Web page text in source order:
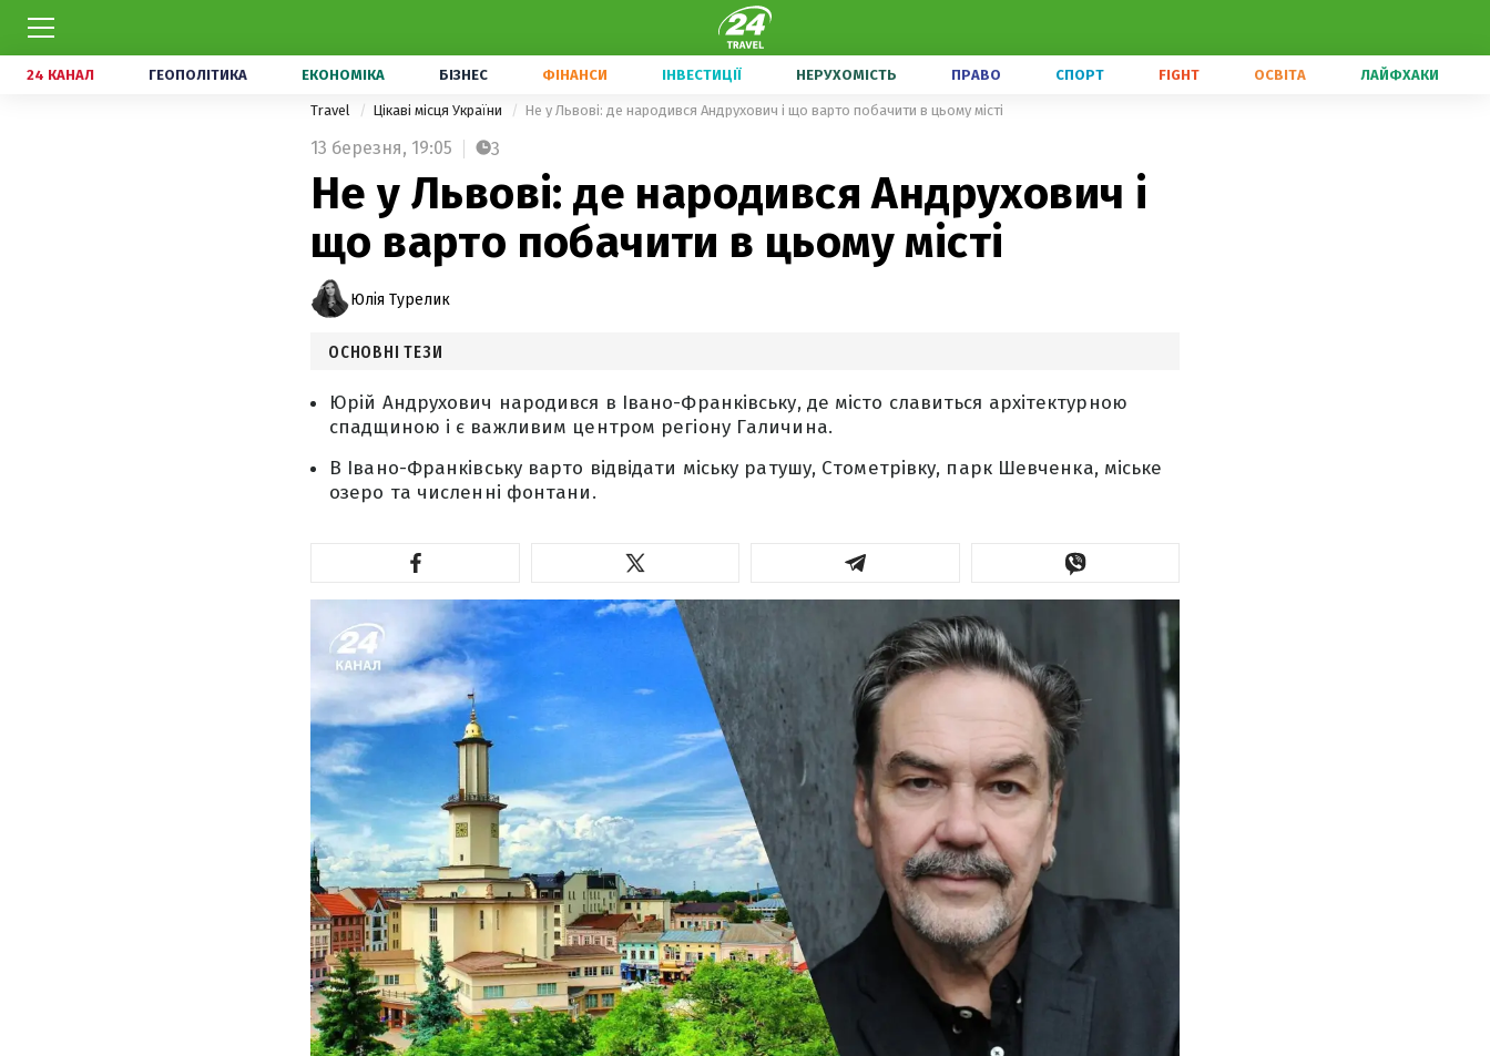
24 КАНАЛ ГЕОПОЛІТИКА ЕКОНОМІКА БІЗНЕС ФІНАНСИ ІНВЕСТИЦІЇ НЕРУХОМІСТЬ ПРАВО СПОРТ FIGHT ОСВІТА ЛАЙФХАКИ
Travel Цікаві місця України Не у Львові: де народився Андрухович і що варто побачити в цьому місті
13 березня, 19:05 3
Не у Львові: де народився Андрухович і
що варто побачити в цьому місті
Юлія Турелик
ОСНОВНІ ТЕЗИ
Юрій Андрухович народився в Івано-Франківську, де місто славиться архітектурною
спадщиною і є важливим центром регіону Галичина.
В Івано-Франківську варто відвідати міську ратушу, Стометрівку, парк Шевченка, міське
озеро та численні фонтани.